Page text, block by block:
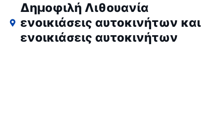
Δημοφιλή Λιθουανία
ενοικιάσεις αυτοκινήτων και
ενοικιάσεις αυτοκινήτων